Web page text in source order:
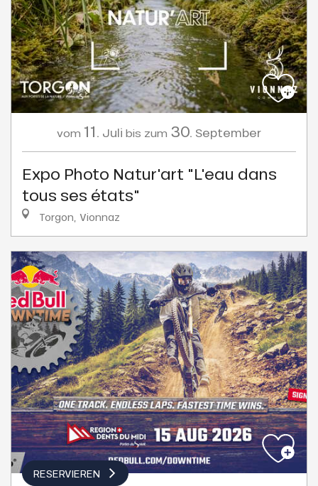
vom 11. Juli bis zum 30. September
Expo Photo Natur'art "L'eau dans
tous ses états"
Torgon, Vionnaz
RESERVIEREN